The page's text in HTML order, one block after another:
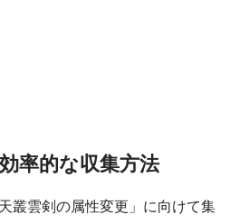
率的な収集方法
叢雲剣の属性変更」に向けて集